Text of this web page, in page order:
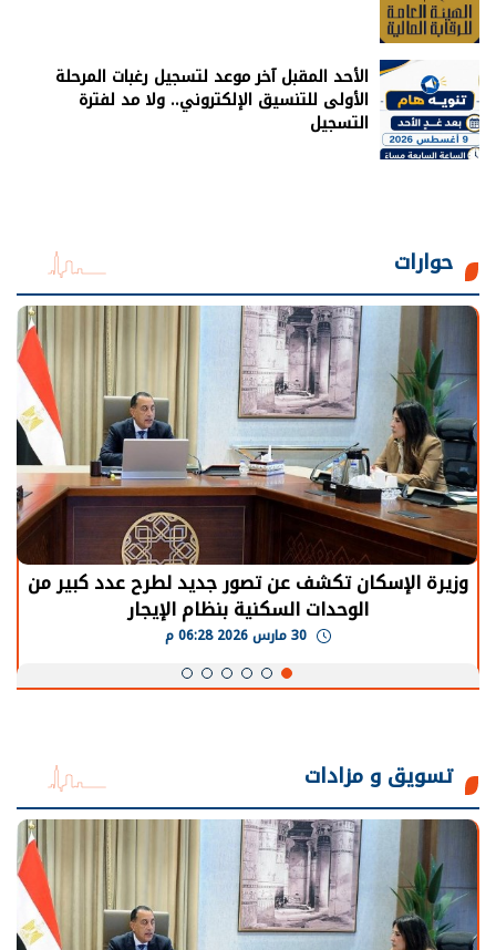
الأحد المقبل آخر موعد لتسجيل رغبات المرحلة
الأولى للتنسيق الإلكتروني.. ولا مد لفترة
التسجيل
حوارات
وزيرة الإسكان تكشف عن تصور جديد لطرح عدد كبير من
الوحدات السكنية بنظام الإيجار
تسويق و مزادات